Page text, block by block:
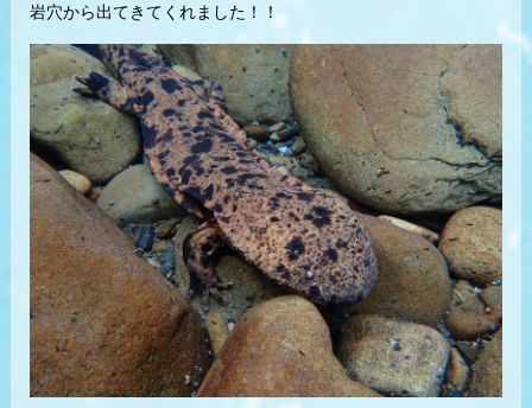
岩穴から出てきてくれました！！